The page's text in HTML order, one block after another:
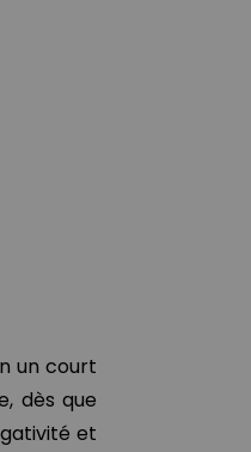
un court
dès que
et